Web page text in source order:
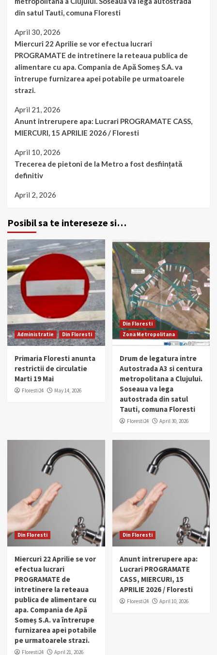
din satul Tauti, comuna Floresti
April 30, 2026
Miercuri 22 Aprilie se vor efectua lucrari
PROGRAMATE de intretinere la reteaua publica de
alimentare cu apa. Compania de Apă Someș S.A. va
întrerupe furnizarea apei potabile pe urmatoarele
strazi.
April 21, 2026
Anunt intrerupere apa: Lucrari PROGRAMATE CASS,
MIERCURI, 15 APRILIE 2026 / Floresti
April 10, 2026
Trecerea de pietoni de la Metro a fost desființată
definitiv
April 2, 2026
Posibil sa te intereseze si…
Administratie Din Floresti
Primaria Floresti anunta
restrictii de circulatie
Marti 19 Mai
Floresti24 May 14, 2026
Din Floresti
Zona Metropolitana
Drum de legatura intre
Autostrada A3 si centura
metropolitana a Clujului.
Soseaua va lega
autostrada din satul
Tauti, comuna Floresti
Floresti24 April 30, 2026
Din Floresti
Miercuri 22 Aprilie se vor
efectua lucrari
PROGRAMATE de
intretinere la reteaua
publica de alimentare cu
apa. Compania de Apă
Someș S.A. va întrerupe
furnizarea apei potabile
pe urmatoarele strazi.
Floresti24 April 21, 2026
Din Floresti
Anunt intrerupere apa:
Lucrari PROGRAMATE
CASS, MIERCURI, 15
APRILIE 2026 / Floresti
Floresti24 April 10, 2026